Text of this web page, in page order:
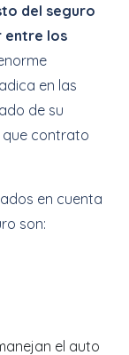
del seguro
entre los
en las
de su
que contrato
en cuenta
son:
el auto